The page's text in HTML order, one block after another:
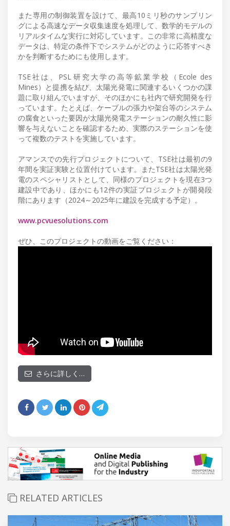
また専用の制御装置を設けて、最高10ミリ秒のサンプリン
グによる高速なデータ収集速度を処理して、数学的モデルの
リアルタイムな実行に対応しています。この非常に高精度な
データは、特定の条件下でシステムがどのように応答すべき
かを判断するためにも使用します。
TSE社は、PSL研究大学の高等鉱業学校（Ecole des
Mines）と提携を結び、太陽光発電に関連するいくつかの課
題に取り組んでいますが、そのほかにも社内で研究開発を行
っています。たとえば、ケーブルの張力や架台等のシステム
の腐食といった要因が太陽光発電ステーションの耐久性に影
響を与えないことを確認するため、実際のステーションを使
って複数のテストを実施しています。
アマンスでの先行プロジェクトについて、TSE社は最初の9
年間を実証実験と位置付けています。またTSE社は太陽光発
電のスペシャリストとして、同様のプロジェクトを現在3つ
建設中であり、ほかにも12件の実証プロジェクトが開発段
階にあります（2024～2025年に建設を完成する予定）。
www.pcvuesolutions.com
ぜひ、このプロジェクトの動画をご覧ください：
さらに詳しく…
RELATED ARTICLES